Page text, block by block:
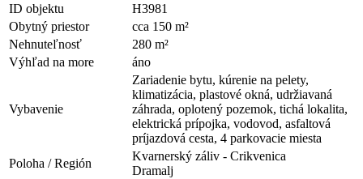
ID objektu
H3981
Obytný priestor
cca 150 m²
Nehnuteľnosť
280 m²
Výhľad na more
áno
Vybavenie
Zariadenie bytu, kúrenie na pelety,
klimatizácia, plastové okná, udržiavaná
záhrada, oplotený pozemok, tichá lokalita,
elektrická prípojka, vodovod, asfaltová
príjazdová cesta, 4 parkovacie miesta
Poloha / Región
Kvarnerský záliv - Crikvenica
Dramalj